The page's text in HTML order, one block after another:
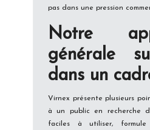
pas dans une pression
Notre
générale
dans un
Virnex présente plusieurs
à un public en recherche
faciles à utiliser, formule